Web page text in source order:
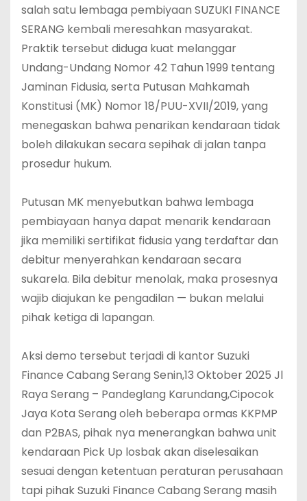
salah satu lembaga pembiyaan SUZUKI FINANCE
SERANG kembali meresahkan masyarakat.
Praktik tersebut diduga kuat melanggar
Undang-Undang Nomor 42 Tahun 1999 tentang
Jaminan Fidusia, serta Putusan Mahkamah
Konstitusi (MK) Nomor 18/PUU-XVII/2019, yang
menegaskan bahwa penarikan kendaraan tidak
boleh dilakukan secara sepihak di jalan tanpa
prosedur hukum.
‎Putusan MK menyebutkan bahwa lembaga
pembiayaan hanya dapat menarik kendaraan
jika memiliki sertifikat fidusia yang terdaftar dan
debitur menyerahkan kendaraan secara
sukarela. Bila debitur menolak, maka prosesnya
wajib diajukan ke pengadilan — bukan melalui
pihak ketiga di lapangan.
‎Aksi demo tersebut terjadi di kantor Suzuki
Finance Cabang Serang Senin,13 Oktober 2025 Jl
Raya Serang – Pandeglang Karundang,Cipocok
Jaya Kota Serang oleh beberapa ormas KKPMP
dan P2BAS, pihak nya menerangkan bahwa unit
kendaraan Pick Up losbak akan diselesaikan
sesuai dengan ketentuan peraturan perusahaan
tapi pihak Suzuki Finance Cabang Serang masih